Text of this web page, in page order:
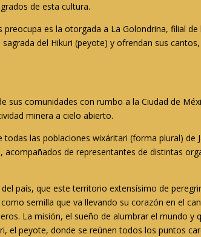
de esta cultura.
es la otorgada a La Golondrina, filial de
del Hikuri (peyote) y ofrendan sus
comunidades con rumbo a la Ciudad de
minera a cielo abierto.
las poblaciones wixáritari (forma plural) de
de representantes de distintas
país, que este territorio extensísimo de
semilla que va llevando su corazón en el
La misión, el sueño de alumbrar el mundo y
el peyote, donde se reúnen todos los puntos